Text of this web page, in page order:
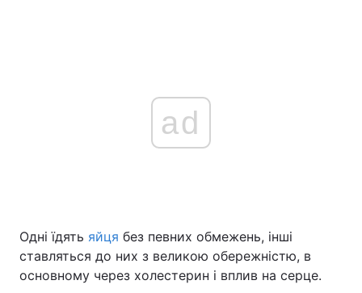
Головна Війна
ad
Одні їдять яйця без певних обмежень, інші
ставляться до них з великою обережністю, в
основному через холестерин і вплив на серце.